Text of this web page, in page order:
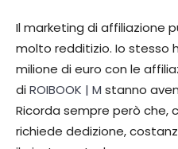
Il marketing di affiliazione
molto redditizio. Io stesso
milione di euro con le
diROIBOOK | M stanno
Ricorda sempre però che,
richiede dedizione,